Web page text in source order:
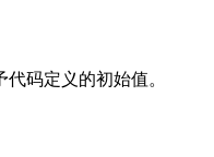
码定义的初始值。